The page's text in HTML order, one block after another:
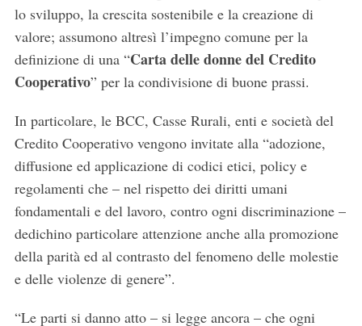
lo sviluppo, la crescita sostenibile e la creazione di
valore; assumono altresì l’impegno comune per la
definizione di una “Carta delle donne del Credito
Cooperativo” per la condivisione di buone prassi.
In particolare, le BCC, Casse Rurali, enti e società del
Credito Cooperativo vengono invitate alla “adozione,
diffusione ed applicazione di codici etici, policy e
regolamenti che – nel rispetto dei diritti umani
fondamentali e del lavoro, contro ogni discriminazione –
dedichino particolare attenzione anche alla promozione
della parità ed al contrasto del fenomeno delle molestie
e delle violenze di genere”.
“Le parti si danno atto – si legge ancora – che ogni